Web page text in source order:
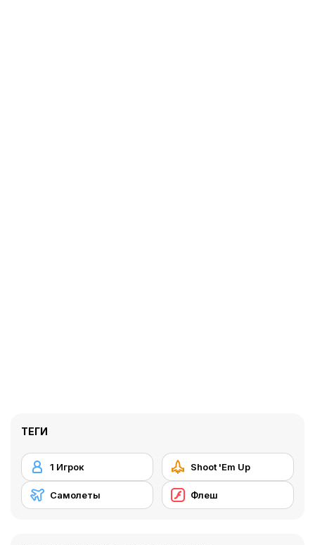
ТЕГИ
1 Игрок Shoot 'Em Up
Самолеты Флеш